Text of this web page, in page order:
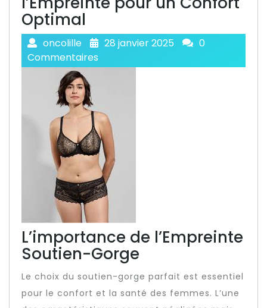
Optimal
oncolille 28 janvier 2025
0
Commentaires
L’importance de l’Empreinte
Soutien-Gorge
Le choix du soutien-gorge parfait est essentiel
pour le confort et la santé des femmes. L’une